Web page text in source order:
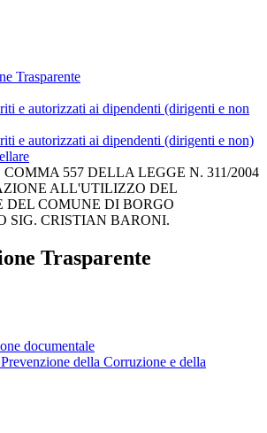
Trasparente
e autorizzati ai dipendenti (dirigenti e non
e autorizzati ai dipendenti (dirigenti e non)
COMMA 557 DELLA LEGGE N. 311/2004
ALL'UTILIZZO DEL
DEL COMUNE DI BORGO
SIG. CRISTIAN BARONI.
Trasparente
documentale
della Corruzione e della